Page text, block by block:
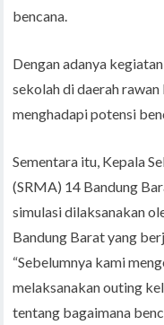
bencana.
Dengan adanya
sekolah di daerah
menghadapi potensi
Sementara itu, Kepala
(SRMA) 14 Bandung
simulasi dilaksanakan
Bandung Barat yang
“Sebelumnya kami
melaksanakan outing
tentang bagaimana